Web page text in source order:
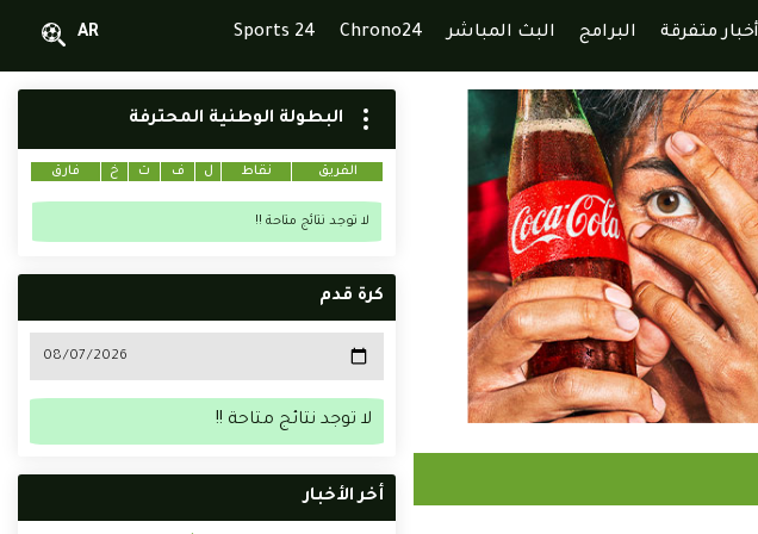
أخبار متفرقة البرامج البث المباشر Chrono24
Sports 24
AR
البطولة الوطنية المحترفة
الفريق نقاط ل ف ت خ فارق
لا توجد نتائج متاحة !!
كرة قدم
لا توجد نتائج متاحة !!
أخر الأخبار